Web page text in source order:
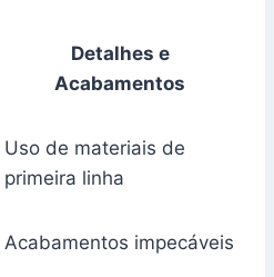
Detalhes e
Acabamentos
Uso de materiais de
primeira linha
Acabamentos impecáveis